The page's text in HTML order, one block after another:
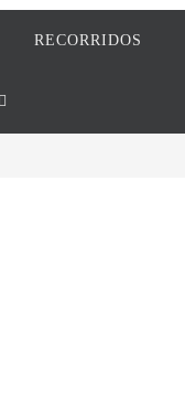
RECORRIDOS